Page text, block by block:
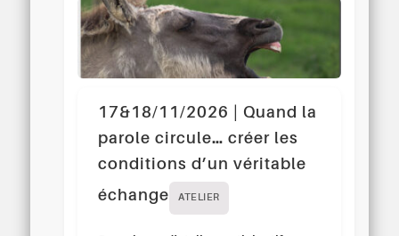
17&18/11/2026 | Quand la
parole circule… créer les
conditions d’un véritable
échange
ATELIER